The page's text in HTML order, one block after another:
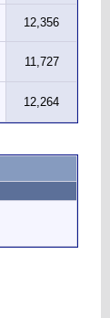
12,356
11,727
12,264